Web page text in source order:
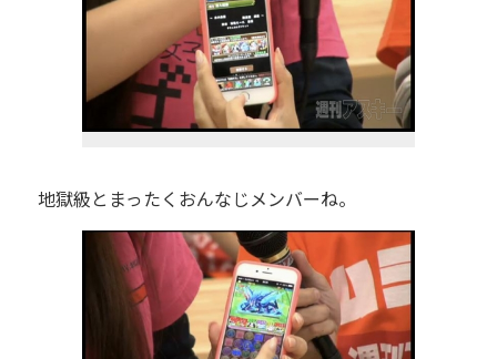
地獄級とまったくおんなじメンバーね。